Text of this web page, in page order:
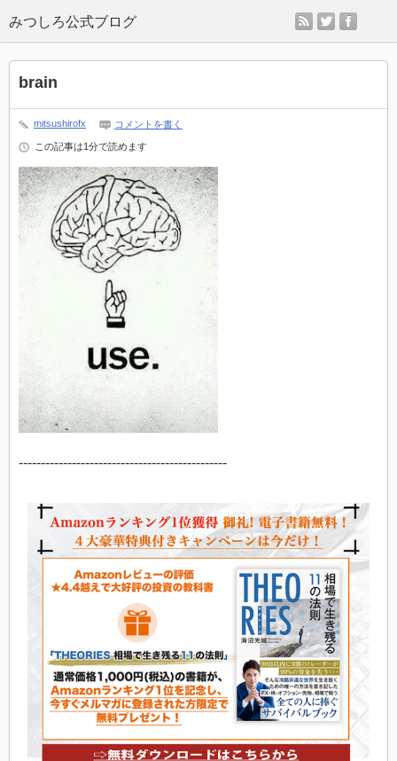
rss twitter
brain
mitsushirofx コメントを書く
この記事は1分で読めます
-----------------------------------------------